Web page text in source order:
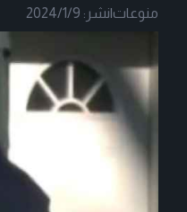
منوعات|نشر: 2024/1/9